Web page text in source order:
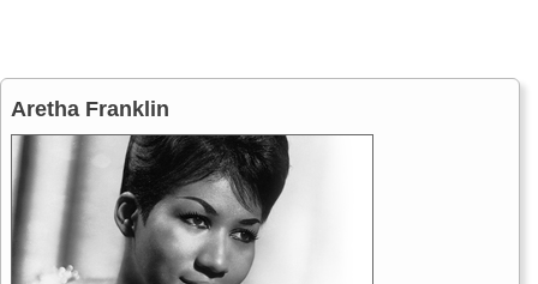
Aretha Franklin